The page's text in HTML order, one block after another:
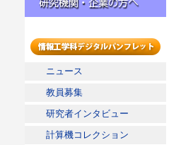
ニュース
教員募集
研究者インタビュー
計算機コレクション